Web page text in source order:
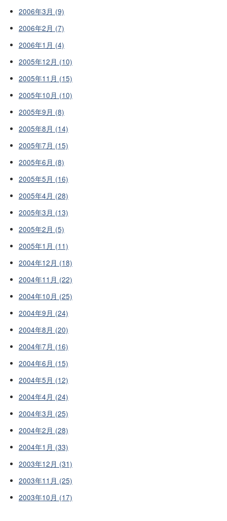
2006年3月 (9)
2006年2月 (7)
2006年1月 (4)
2005年12月 (10)
2005年11月 (15)
2005年10月 (10)
2005年9月 (8)
2005年8月 (14)
2005年7月 (15)
2005年6月 (8)
2005年5月 (16)
2005年4月 (28)
2005年3月 (13)
2005年2月 (5)
2005年1月 (11)
2004年12月 (18)
2004年11月 (22)
2004年10月 (25)
2004年9月 (24)
2004年8月 (20)
2004年7月 (16)
2004年6月 (15)
2004年5月 (12)
2004年4月 (24)
2004年3月 (25)
2004年2月 (28)
2004年1月 (33)
2003年12月 (31)
2003年11月 (25)
2003年10月 (17)